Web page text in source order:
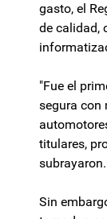
gasto, el
de calidad,
"Fue el
segura con
titulares,
subrayaron.
Sin